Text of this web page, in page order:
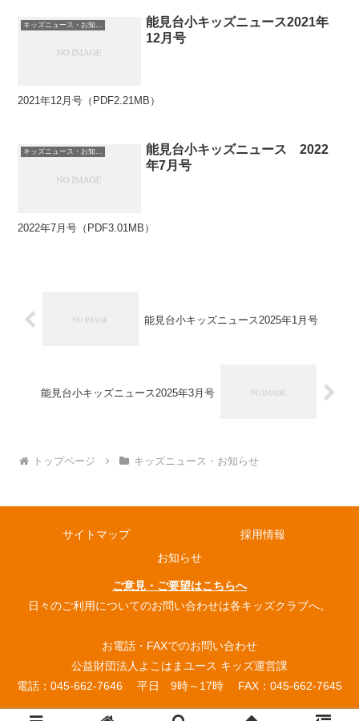
能見台小キッズニュース2021年
12月号
2021年12月号（PDF2.21MB）
キッズニュース・お知らせ
能見台小キッズニュース 2022
年7月号
2022年7月号（PDF3.01MB）
能見台小キッズニュース2025年1月号
能見台小キッズニュース2025年3月号
トップページ キッズニュース・お知らせ
サイトマップ
採用情報
お知らせ
ご意見・ご要望はこちらへ
日々のご利用についてのお問い合わせは各キッズクラブへ。
お電話・FAXでのお問い合わせ
公益財団法人よこはまユース キッズ運営課
電話：045-662-7646 平日 9時～17時 FAX：045-662-7645